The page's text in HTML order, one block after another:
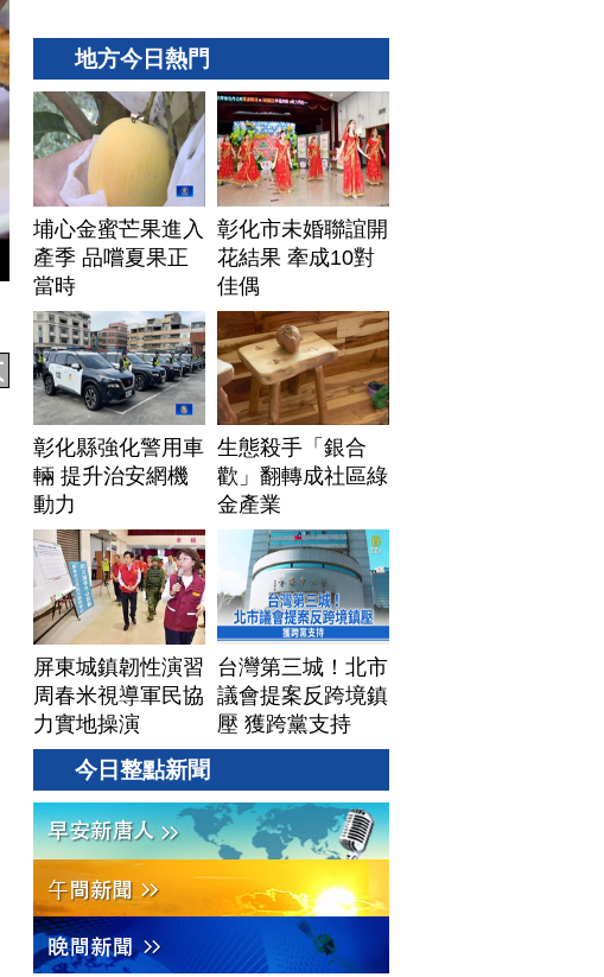
地方今日熱門
埔心金蜜芒果進入
產季 品嚐夏果正
當時
彰化市未婚聯誼開
花結果 牽成10對
佳偶
彰化縣強化警用車
輛 提升治安網機
動力
生態殺手「銀合
歡」翻轉成社區綠
金產業
屏東城鎮韌性演習
周春米視導軍民協
力實地操演
台灣第三城！北市
議會提案反跨境鎮
壓 獲跨黨支持
今日整點新聞